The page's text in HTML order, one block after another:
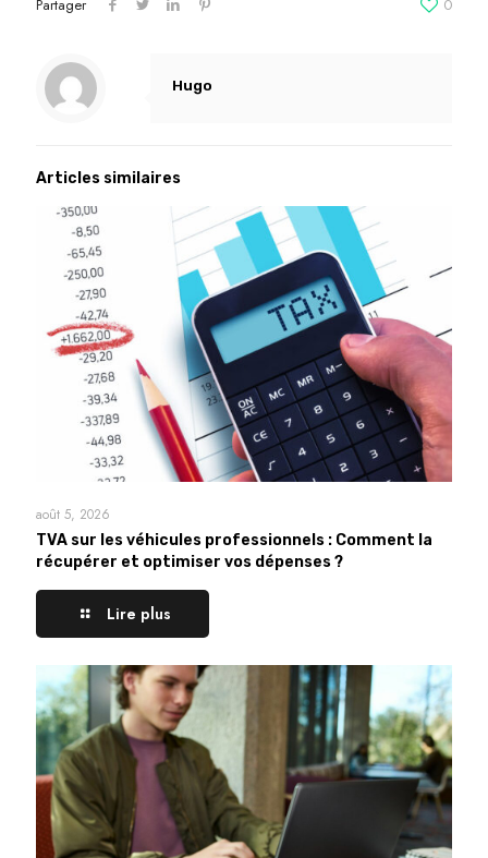
Partager 0
Hugo
Articles similaires
août 5, 2026
TVA sur les véhicules professionnels : Comment la
récupérer et optimiser vos dépenses ?
Lire plus